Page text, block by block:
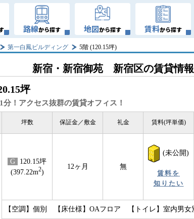
路線から探す 地図から探す 賃料から探す
第一白鳳ビルディング 5階 (120.15坪)
新宿・新宿御苑 新宿区の賃貸情報
坪
！アクセス抜群の賃貸オフィス！
坪数 保証金／敷金 礼金 賃料(坪単価)
G
120.15坪
(397.22m2)
12ヶ月 無
(未公開)
賃料を
知りたい
【空調】個別 【床仕様】OAフロア 【トイレ】室内男